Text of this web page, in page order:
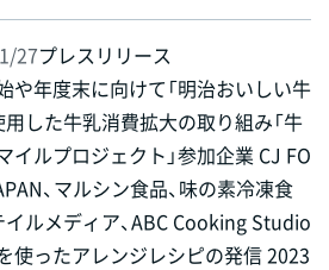
27プレスリリース
や年度末に向けて「明治おいしい牛
用した牛乳消費拡大の取り組み「牛
イルプロジェクト」参加企業 CJ FO
、マルシン食品、味の素冷凍食
イルメディア、ABC Cooking Studio
使ったアレンジレシピの発信 2023